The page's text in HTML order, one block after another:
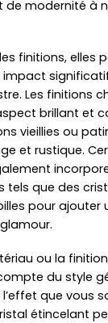
modernité à
finitions, elles
Les finitions
brillant et
vieillies ou
et rustique.
que des
pour ajouter
ou la
du style
que vous
étincelant